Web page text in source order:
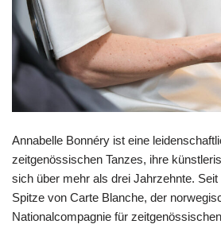
Annabelle Bonnéry ist eine
zeitgenössischen Tanzes, ihre
sich über mehr als drei Jahrzehnte.
Spitze von Carte Blanche, der
Nationalcompagnie für